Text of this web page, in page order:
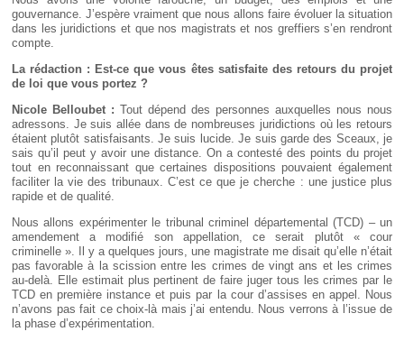
gouvernance. J’espère vraiment que nous allons faire évoluer la situation
dans les juridictions et que nos magistrats et nos greffiers s’en rendront
compte.
La rédaction : Est-ce que vous êtes satisfaite des retours du projet
de loi que vous portez ?
Nicole Belloubet : Tout dépend des personnes auxquelles nous nous
adressons. Je suis allée dans de nombreuses juridictions où les retours
étaient plutôt satisfaisants. Je suis lucide. Je suis garde des Sceaux, je
sais qu’il peut y avoir une distance. On a contesté des points du projet
tout en reconnaissant que certaines dispositions pouvaient également
faciliter la vie des tribunaux. C’est ce que je cherche : une justice plus
rapide et de qualité.
Nous allons expérimenter le tribunal criminel départemental (TCD) – un
amendement a modifié son appellation, ce serait plutôt « cour
criminelle ». Il y a quelques jours, une magistrate me disait qu’elle n’était
pas favorable à la scission entre les crimes de vingt ans et les crimes
au-delà. Elle estimait plus pertinent de faire juger tous les crimes par le
TCD en première instance et puis par la cour d’assises en appel. Nous
n’avons pas fait ce choix-là mais j’ai entendu. Nous verrons à l’issue de
la phase d’expérimentation.